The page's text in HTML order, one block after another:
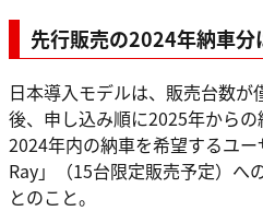
先行販売の2024年納車
日本導入モデルは、販売台数が
後、申し込み順に2025年からの
2024年内の納車を希望するユ
Ray」（15台限定販売予定）へ
とのこと。